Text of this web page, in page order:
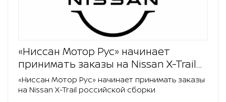
«Ниссан Мотор Рус» начинает
принимать заказы на Nissan X-Trail
российской сборки
«Ниссан Мотор Рус» начинает принимать заказы
на Nissan X-Trail российской сборки